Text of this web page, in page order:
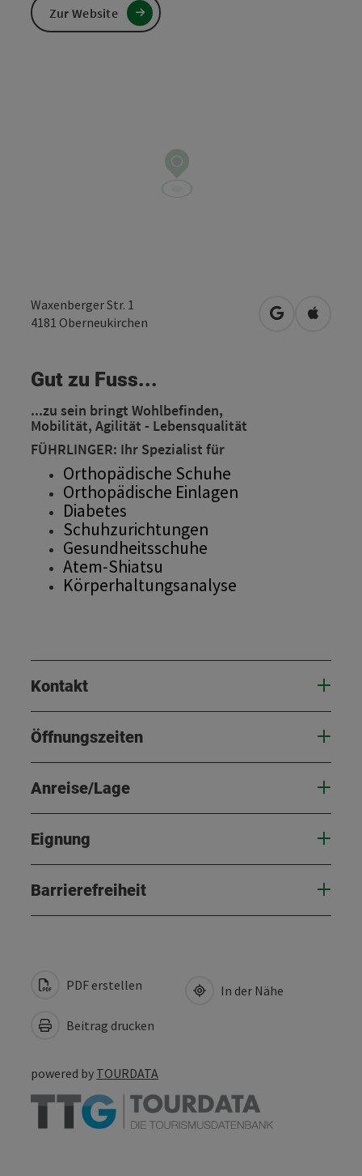
Waxenberger Str. 1
4181 Oberneukirchen in Google
in
Gut zu Fuss...
...zu sein bringt Wohlbefinden,
Mobilität, Agilität - Lebensqualität
FÜHRLINGER: Ihr Spezialist für
Orthopädische Schuhe
Orthopädische Einlagen
Diabetes
Schuhzurichtungen
Gesundheitsschuhe
Atem-Shiatsu
Körperhaltungsanalyse
Kontakt
Öffnungszeiten
Anreise/Lage
Eignung
Barrierefreiheit
Zur Website
PDF erstellen
Beitrag drucken
In der Nähe
powered by TOURDATA